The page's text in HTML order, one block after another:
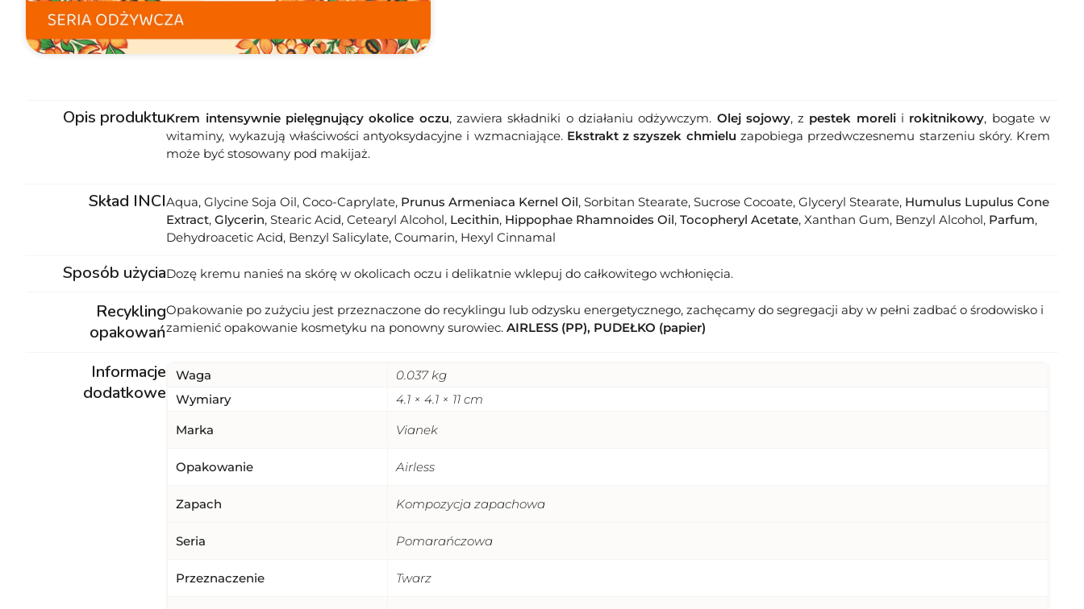
Opis produktuKrem intensywnie pielęgnujący okolice oczu, zawiera składniki o działaniu odżywczym. Olej sojowy, z pestek morelii rokitnikowy, bogate w
witaminy, wykazują właściwości antyoksydacyjne i wzmacniające. Ekstrakt z szyszek chmielu zapobiega przedwczesnemu starzeniu skóry. Krem
może być stosowany pod makijaż.
Skład INCIAqua, Glycine Soja Oil, Coco-Caprylate, Prunus Armeniaca Kernel Oil, Sorbitan Stearate, Sucrose Cocoate, Glyceryl Stearate, Humulus Lupulus Cone
Extract,Glycerin, Stearic Acid, Cetearyl Alcohol, Lecithin, Hippophae Rhamnoides Oil,Tocopheryl Acetate, Xanthan Gum, Benzyl Alcohol, Parfum,
Dehydroacetic Acid, Benzyl Salicylate, Coumarin, Hexyl Cinnamal
Sposób użyciaDozę kremu nanieś na skórę w okolicach oczu i delikatnie wklepuj do całkowitego wchłonięcia.
Recykling
opakowań
Opakowanie po zużyciu jest przeznaczone do recyklingu lub odzysku energetycznego, zachęcamy do segregacji aby w pełni zadbać o środowisko i
zamienić opakowanie kosmetyku na ponowny surowiec.AIRLESS (PP), PUDEŁKO (papier)
Informacje
dodatkowe
Waga
0.037 kg
Wymiary
4.1 × 4.1 × 11 cm
Marka
Vianek
Opakowanie Airless
Zapach Kompozycja zapachowa
Seria Pomarańczowa
Przeznaczenie Twarz